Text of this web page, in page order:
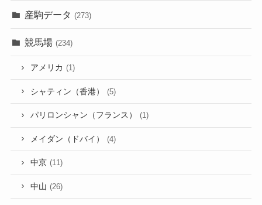
産駒データ (273)
競馬場 (234)
アメリカ (1)
シャティン（香港） (5)
パリロンシャン（フランス） (1)
メイダン（ドバイ） (4)
中京 (11)
中山 (26)